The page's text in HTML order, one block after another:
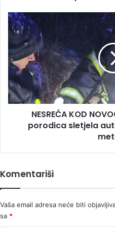
NESREĆA
KOD
NOVOG
PAZARA:
Tročlana
porodica
sletjela
autom
u
provalijuNESREĆA KOD
porodica sletjela
Komentariši
Vaša email adresa neće biti
sa *